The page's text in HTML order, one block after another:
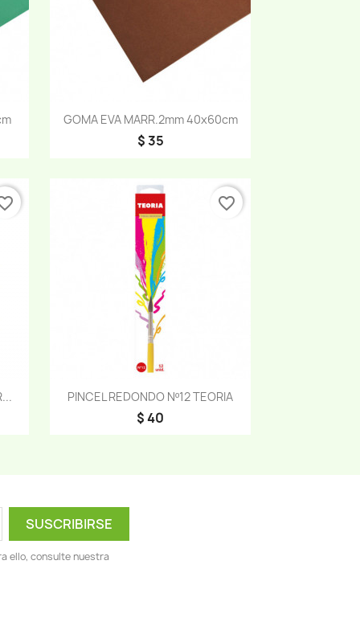
GOMA EVA MARR.2mm 40x60cm
$ 35
Vista rápida
PINCEL REDONDO Nº12 TEORIA
$ 40
Vista rápida
favorite_border
ello, consulte nuestra